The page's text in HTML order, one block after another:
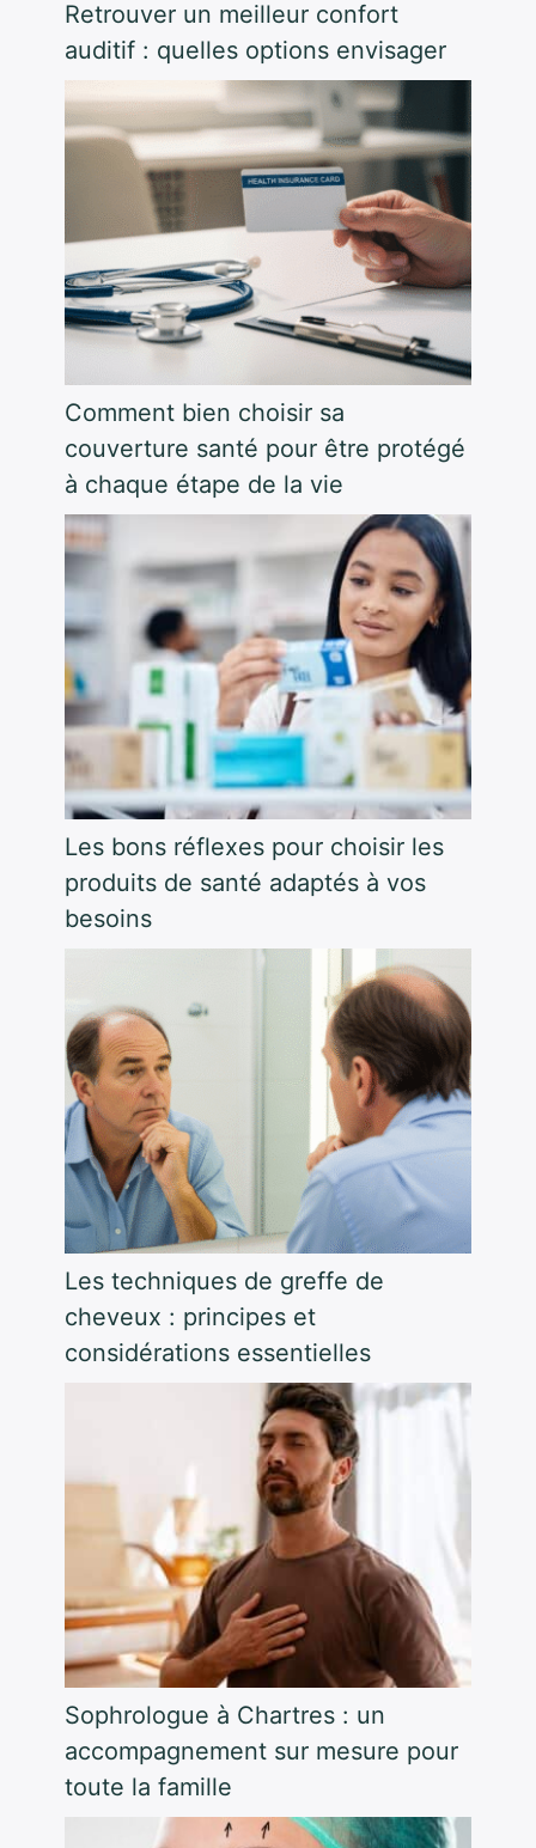
Retrouver un meilleur confort
auditif : quelles options envisager
Comment bien choisir sa
couverture santé pour être protégé
à chaque étape de la vie
Les bons réflexes pour choisir les
produits de santé adaptés à vos
besoins
Les techniques de greffe de
cheveux : principes et
considérations essentielles
Sophrologue à Chartres : un
accompagnement sur mesure pour
toute la famille